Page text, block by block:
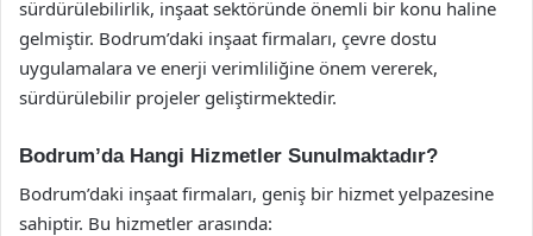
sürdürülebilirlik, inşaat sektöründe önemli bir konu haline
gelmiştir. Bodrum’daki inşaat firmaları, çevre dostu
uygulamalara ve enerji verimliliğine önem vererek,
sürdürülebilir projeler geliştirmektedir.
Bodrum’da Hangi Hizmetler Sunulmaktadır?
Bodrum’daki inşaat firmaları, geniş bir hizmet yelpazesine
sahiptir. Bu hizmetler arasında: